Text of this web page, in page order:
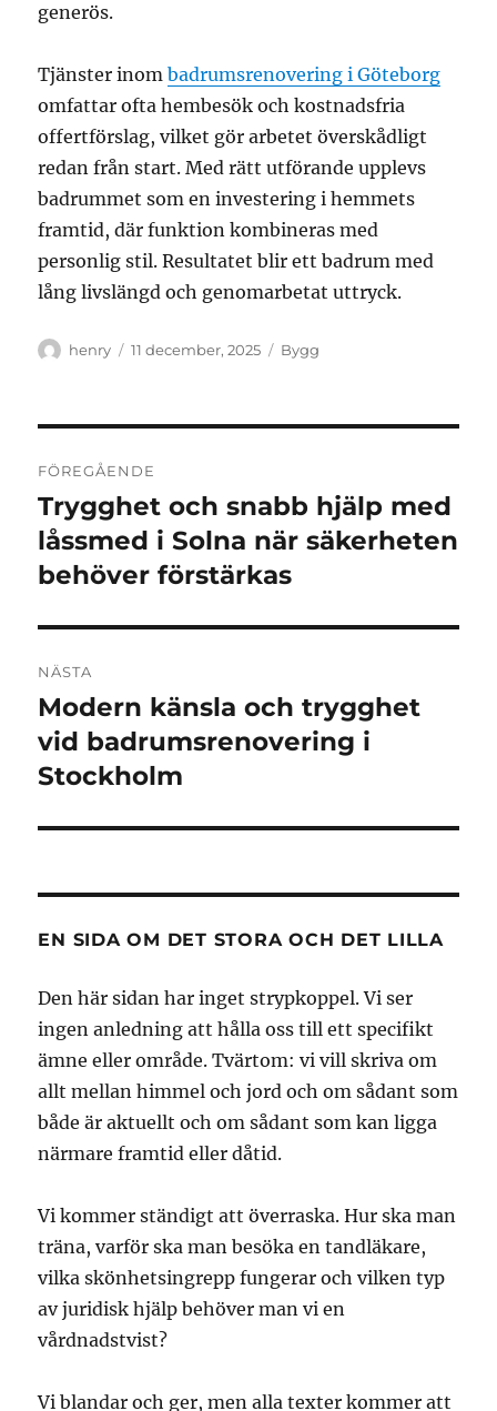
generös.
Tjänster inombadrumsrenovering i Göteborg
omfattar ofta hembesök och kostnadsfria
offertförslag, vilket gör arbetet överskådligt
redan från start. Med rätt utförande upplevs
badrummet som en investering i hemmets
framtid, där funktion kombineras med
personlig stil. Resultatet blir ett badrum med
lång livslängd och genomarbetat uttryck.
Författare
henry
Publicerat
11 december, 2025 Kategorier
Bygg
FÖREGÅENDE
Föregående
inlägg:
Trygghet och snabb hjälp med
låssmed i Solna när säkerheten
behöver förstärkas
NÄSTA
Nästa
inlägg:
Modern känsla och trygghet
vid badrumsrenovering i
Stockholm
EN SIDA OM DET STORA OCH DET LILLA
Den här sidan har inget strypkoppel. Vi ser
ingen anledning att hålla oss till ett specifikt
ämne eller område. Tvärtom: vi vill skriva om
allt mellan himmel och jord och om sådant som
både är aktuellt och om sådant som kan ligga
närmare framtid eller dåtid.
Vi kommer ständigt att överraska. Hur ska man
träna, varför ska man besöka en tandläkare,
vilka skönhetsingrepp fungerar och vilken typ
av juridisk hjälp behöver man vi en
vårdnadstvist?
Vi blandar och ger, men alla texter kommer att